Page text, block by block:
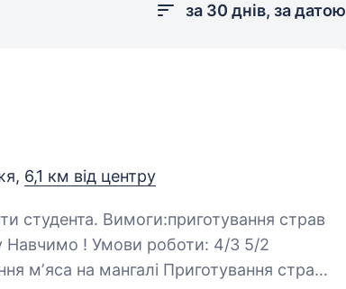
за 30 днів, за датою
6,1 км від центру
страв